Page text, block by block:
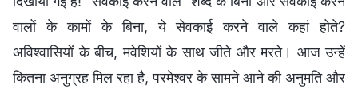
वालों के कामों के बिना, ये सेवकाई करने वाले कहां होते?
अविश्वासियों के बीच, मवेशियों के साथ जीते और मरते। आज उन्हें
कितना अनुग्रह मिल रहा है, परमेश्वर के सामने आने की अनुमति और